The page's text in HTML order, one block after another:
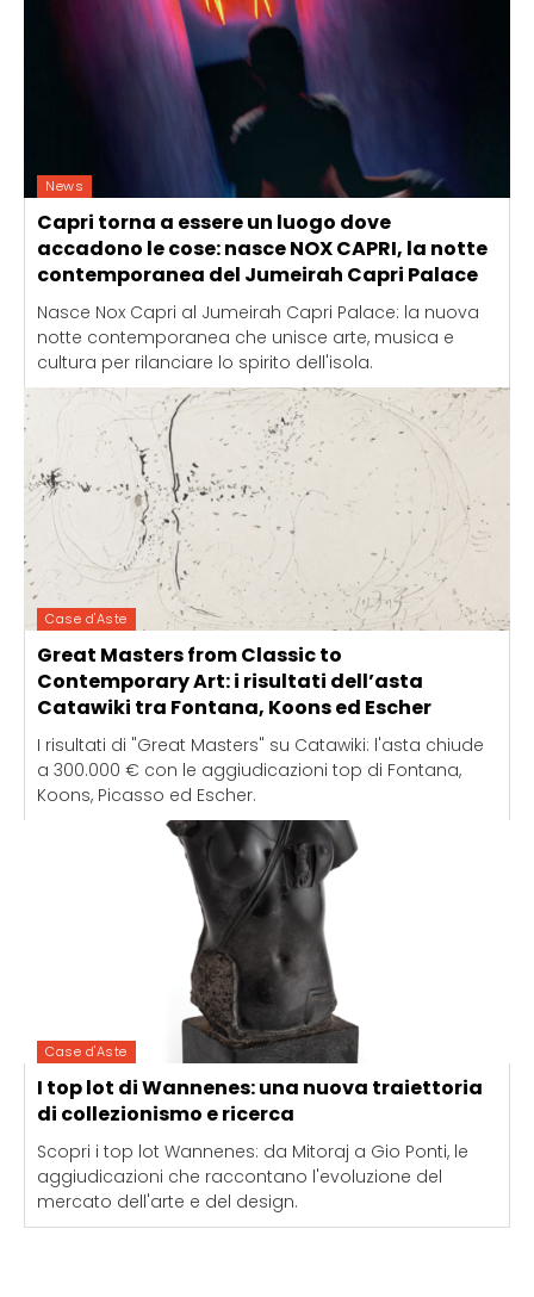
News
Capri torna a essere un luogo dove
accadono le cose: nasce NOX CAPRI, la notte
contemporanea del Jumeirah Capri Palace
Nasce Nox Capri al Jumeirah Capri Palace: la nuova
notte contemporanea che unisce arte, musica e
cultura per rilanciare lo spirito dell'isola.
Case d'Aste
Great Masters from Classic to
Contemporary Art: i risultati dell’asta
Catawiki tra Fontana, Koons ed Escher
I risultati di "Great Masters" su Catawiki: l'asta chiude
a 300.000 € con le aggiudicazioni top di Fontana,
Koons, Picasso ed Escher.
Case d'Aste
I top lot di Wannenes: una nuova traiettoria
di collezionismo e ricerca
Scopri i top lot Wannenes: da Mitoraj a Gio Ponti, le
aggiudicazioni che raccontano l'evoluzione del
mercato dell'arte e del design.